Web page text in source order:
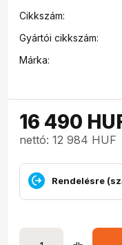
Cikkszám:
Gyártói cikkszám:
Márka:
16 490
nettó: 12 984 HUF
Rendelésre